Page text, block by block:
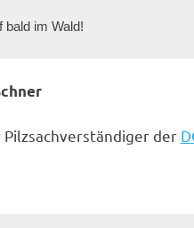
bald im Wald!
der